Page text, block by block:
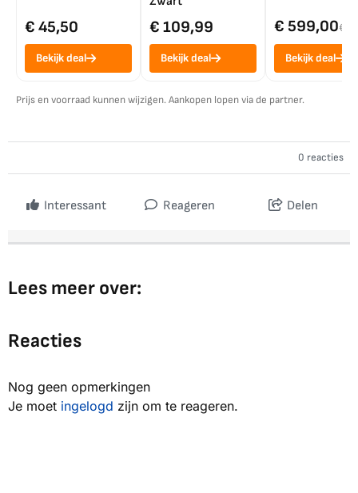
€ 45,50
Bekijk deal
€ 109,99
Bekijk deal
€ 599,00€
Bekijk deal
Prijs en voorraad kunnen wijzigen. Aankopen lopen via de partner.
0 reacties
Interessant Reageren Delen
Lees meer over:
Reacties
Nog geen opmerkingen
Je moet ingelogd zijn om te reageren.